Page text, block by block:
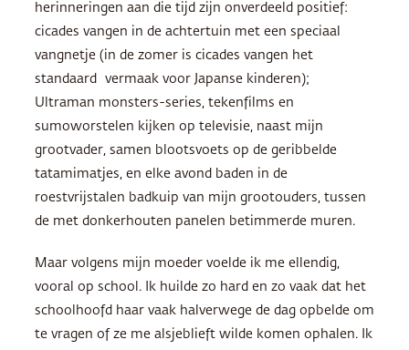
herinneringen aan die tijd zijn onverdeeld positief:
cicades vangen in de achtertuin met een speciaal
vangnetje (in de zomer is cicades vangen het
standaard vermaak voor Japanse kinderen);
Ultraman monsters-series, tekenfilms en
sumoworstelen kijken op televisie, naast mijn
grootvader, samen blootsvoets op de geribbelde
tatamimatjes, en elke avond baden in de
roestvrijstalen badkuip van mijn grootouders, tussen
de met donkerhouten panelen betimmerde muren.
Maar volgens mijn moeder voelde ik me ellendig,
vooral op school. Ik huilde zo hard en zo vaak dat het
schoolhoofd haar vaak halverwege de dag opbelde om
te vragen of ze me alsjeblieft wilde komen ophalen. Ik